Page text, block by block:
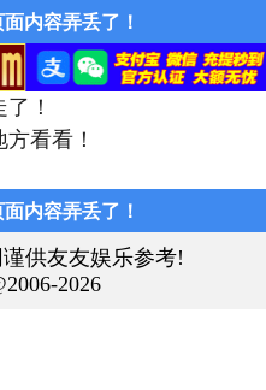
内容弄丢了！
！
看看！
内容弄丢了！
供友友娱乐参考!
2026